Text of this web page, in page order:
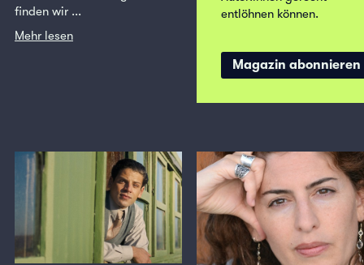
finden wir ...
Mehr lesen
entlöhnen können.
Magazin abonnieren